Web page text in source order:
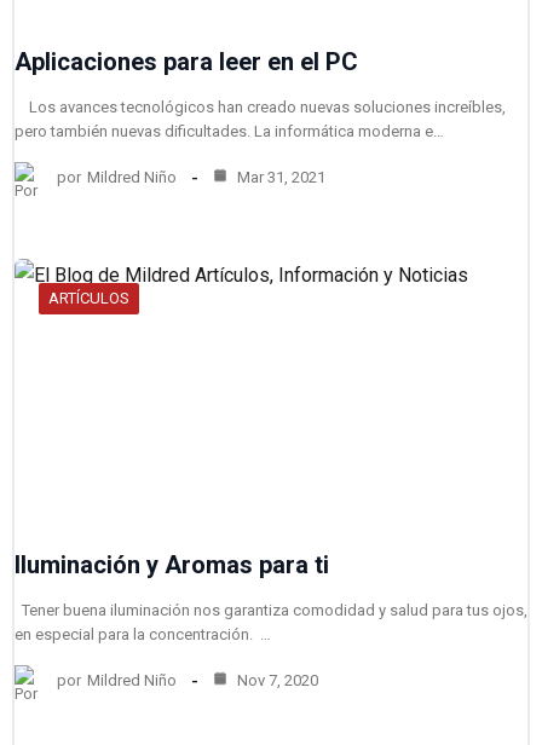
Aplicaciones para leer en el PC
Los avances tecnológicos han creado nuevas soluciones increíbles,
pero también nuevas dificultades. La informática moderna e…
por Mildred Niño Mar 31, 2021
ARTÍCULOS
Iluminación y Aromas para ti
Tener buena iluminación nos garantiza comodidad y salud para tus ojos,
en especial para la concentración. …
por Mildred Niño Nov 7, 2020